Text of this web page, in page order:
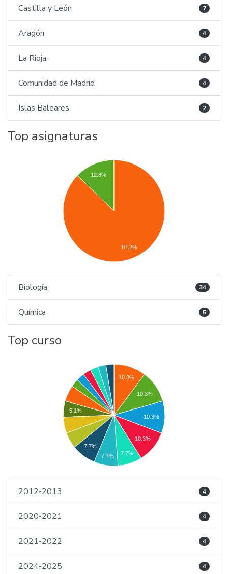
Castilla y León 7
Aragón 4
La Rioja 4
Comunidad de Madrid 4
Islas Baleares 2
Top asignaturas
12.8%
87.2%
Biología 34
Química 5
Top curso
10.3%
10.3%
10.3%
10.3%
7.7%
5.1%
7.7%
7.7%
2012-2013 4
2020-2021 4
2021-2022 4
2024-2025 4